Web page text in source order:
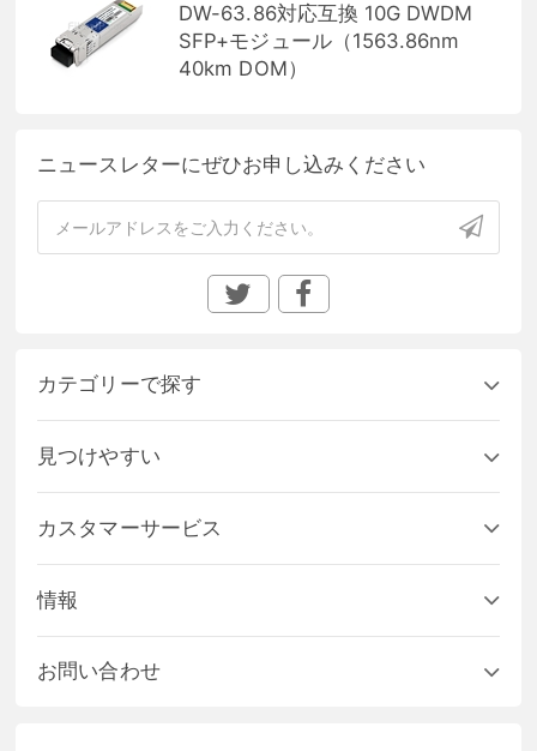
DW-63.86対応互換 10G DWDM
SFP+モジュール（1563.86nm
40km DOM）
ニュースレターにぜひお申し込みください
カテゴリーで探す
見つけやすい
カスタマーサービス
情報
お問い合わせ